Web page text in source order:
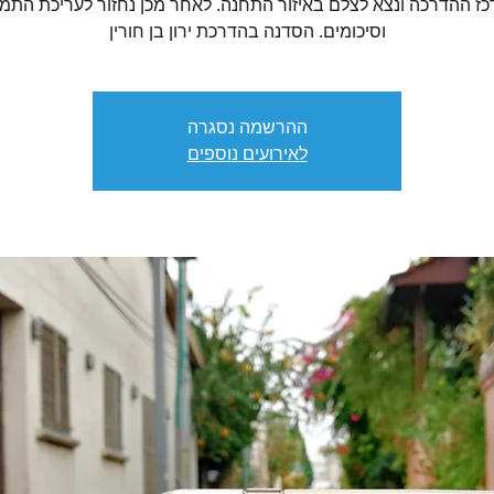
ההדרכה ונצא לצלם באיזור התחנה. לאחר מכן נחזור לעריכת
וסיכומים. הסדנה בהדרכת ירון בן חורין
ההרשמה נסגרה
לאירועים נוספים